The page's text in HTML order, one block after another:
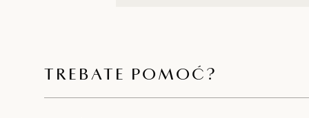
TREBATE POMOĆ?